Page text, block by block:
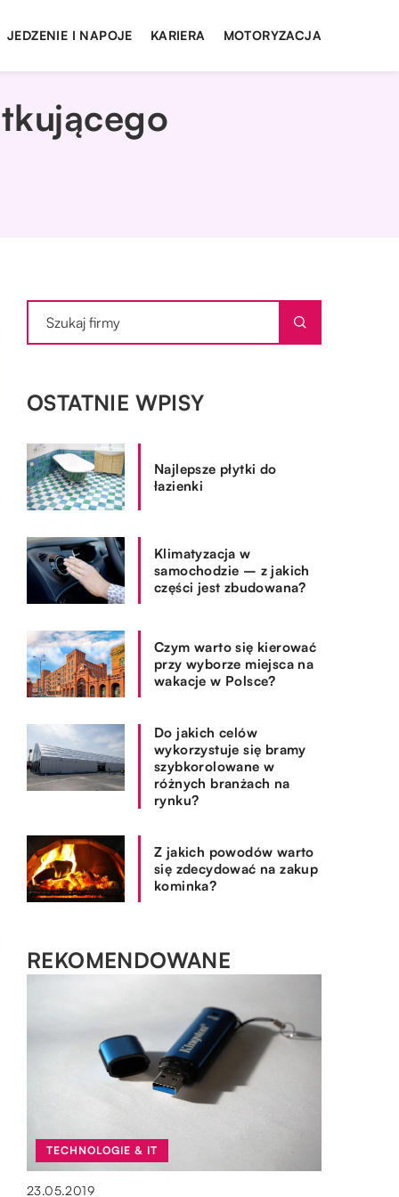
JEDZENIE I NAPOJE KARIERA MOTORYZACJA
OSTATNIE WPISY
Najlepsze płytki do
łazienki
Klimatyzacja w
samochodzie – z jakich
części jest zbudowana?
Czym warto się kierować
przy wyborze miejsca na
wakacje w Polsce?
Do jakich celów
wykorzystuje się bramy
szybkorolowane w
różnych branżach na
rynku?
Z jakich powodów warto
się zdecydować na zakup
kominka?
REKOMENDOWANE
OGRÓD I DOM
TECHNOLOGIE & IT
23.05.2019
18.06.2021
Najtrwalsze obudowy na tablety
25.03.2018
Fotel kontra krzesło obrotowe. Co wybrać